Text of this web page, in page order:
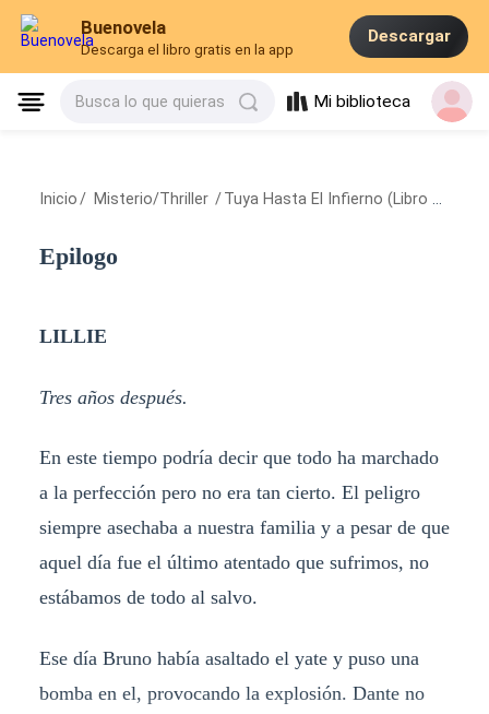
Buenovela
Descarga el libro gratis en la app
Descargar
Busca lo que quieras Mi biblioteca
Inicio / Misterio/Thriller /Tuya Hasta El Infierno (Libro 3 Trilogia Infierno)
Epilogo
LILLIE
Tres años después.
En este tiempo podría decir que todo ha marchado
a la perfección pero no era tan cierto. El peligro
siempre asechaba a nuestra familia y a pesar de que
aquel día fue el último atentado que sufrimos, no
estábamos de todo al salvo.
Ese día Bruno había asaltado el yate y puso una
bomba en el, provocando la explosión. Dante no